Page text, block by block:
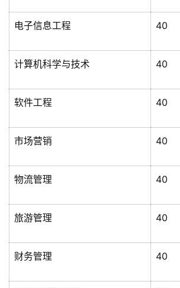
电子信息工程 40
计算机科学与技术 40
软件工程 40
市场营销 40
物流管理 40
旅游管理 40
财务管理 40